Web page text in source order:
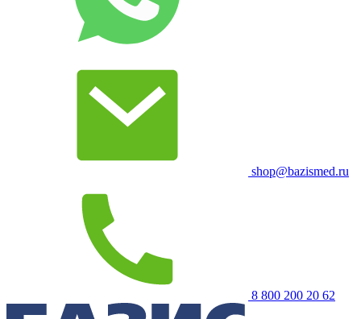
shop@bazismed.ru
8 800 200 20 62